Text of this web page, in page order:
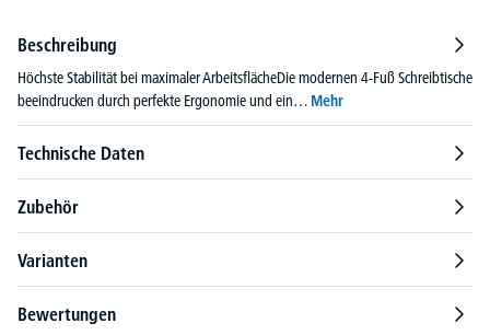
Beschreibung
Höchste Stabilität bei maximaler ArbeitsflächeDie modernen 4-Fuß Schreibtische
beeindrucken durch perfekte Ergonomie und ein… Mehr
Technische Daten
Zubehör
Varianten
Bewertungen